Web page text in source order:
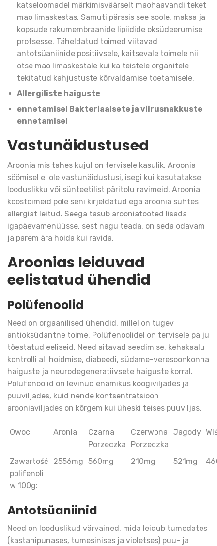
katseloomadel märkimisväärselt maohaavandi teket
mao limaskestas. Samuti pärssis see soole, maksa ja
kopsude rakumembraanide lipiidide oksüdeerumise
protsesse. Täheldatud toimed viitavad
antotsüaniinide positiivsele, kaitsevale toimele nii
otse mao limaskestale kui ka teistele organitele
tekitatud kahjustuste kõrvaldamise toetamisele.
Allergiliste haiguste
ennetamisel Bakteriaalsete ja viirusnakkuste
ennetamisel
Vastunäidustused
Aroonia mis tahes kujul on tervisele kasulik. Aroonia
söömisel ei ole vastunäidustusi, isegi kui kasutatakse
looduslikku või sünteetilist päritolu ravimeid. Aroonia
koostoimeid pole seni kirjeldatud ega aroonia suhtes
allergiat leitud. Seega tasub arooniatooted lisada
igapäevamenüüsse, sest nagu teada, on seda odavam
ja parem ära hoida kui ravida.
Aroonias leiduvad
eelistatud ühendid
Polüfenoolid
Need on orgaanilised ühendid, millel on tugev
antioksüdantne toime. Polüfenoolidel on tervisele palju
tõestatud eeliseid. Need aitavad seedimise, kehakaalu
kontrolli all hoidmise, diabeedi, südame-veresoonkonna
haiguste ja neurodegeneratiivsete haiguste korral.
Polüfenoolid on levinud enamikus köögiviljades ja
puuviljades, kuid nende kontsentratsioon
arooniaviljades on kõrgem kui üheski teises puuviljas.
Owoc: Aronia
Czarna
Porzeczka
Czerwona
Porzeczka
Jagody
Zawartość
polifenoli
w 100g:
2556mg 560mg 210mg 521mg
Antotsüaniinid
Need on looduslikud värvained, mida leidub tumedates
(kastanipunases, tumesinises ja violetses) puu- ja